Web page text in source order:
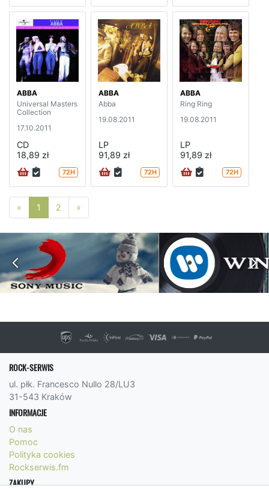
ABBA
Universal Masters
Collection
17.10.2011
CD
18,89 zł
72H
ABBA
Abba
19.08.2011
LP
91,89 zł
72H
ABBA
Ring Ring
19.08.2011
LP
91,89 zł
72H
« Poprzednia strona
1 2 »
ROCK-SERWIS
ul. płk. Francesco Nullo 28/LU3
31-543 Kraków
INFORMACJE
O nas
Pomoc
Polityka cookies
Rockserwis.fm
ZAKUPY